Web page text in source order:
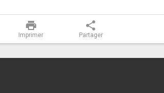
print
Imprimer
share
Partager